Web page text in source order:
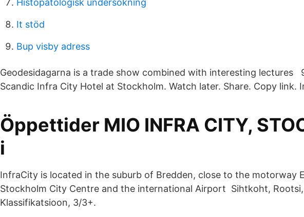
Histopatologisk undersokning
It stöd
Bup visby adress
Geodesidagarna is a trade show combined with interesting lectures
Scandic Infra City Hotel at Stockholm. Watch later. Share. Copy link.
Öppettider MIO INFRA CITY,
i
InfraCity is located in the suburb of Bredden, close to the motorway
Stockholm City Centre and the international Airport Sihtkoht,
Klassifikatsioon, 3/3+.